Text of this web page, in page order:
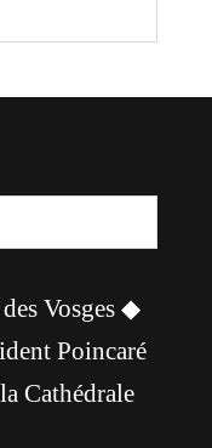
Vosges ◆
Poincaré
Cathédrale